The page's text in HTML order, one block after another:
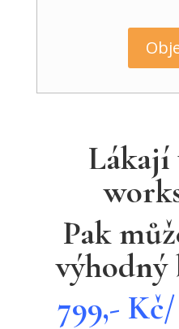
Lákají
Pak
výhodný
799,-